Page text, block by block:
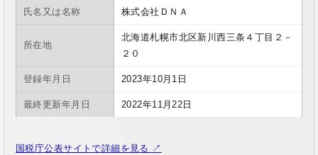
氏名又は名称 株式会社ＤＮＡ
所在地
北海道札幌市北区新川西三条４丁目２－
２０
登録年月日 2023年10月1日
最終更新年月日 2022年11月22日
国税庁公表サイトで詳細を見る ↗